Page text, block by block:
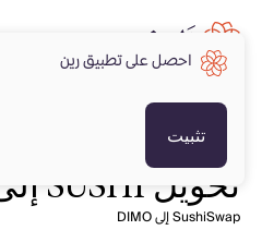
تحويل SUSHI إلى DIMO
SushiSwap إلى DIMO
احصل على تطبيق رين
تثبيت